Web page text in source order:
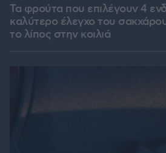
Τα φρούτα που επιλέγουν 4
καλύτερο έλεγχο του
το λίπος στην κοιλιά